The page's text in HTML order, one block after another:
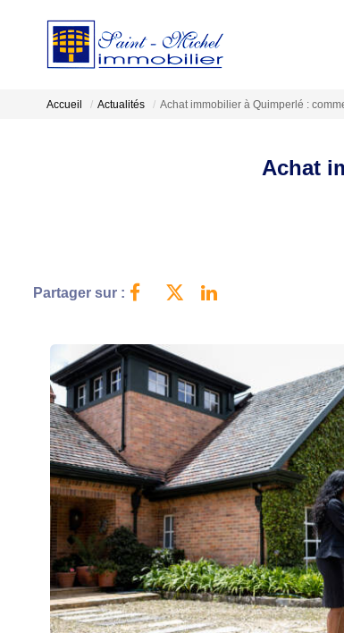
Accueil Actualités Achat immobilier à Quimperlé :
Achat
Partager sur :